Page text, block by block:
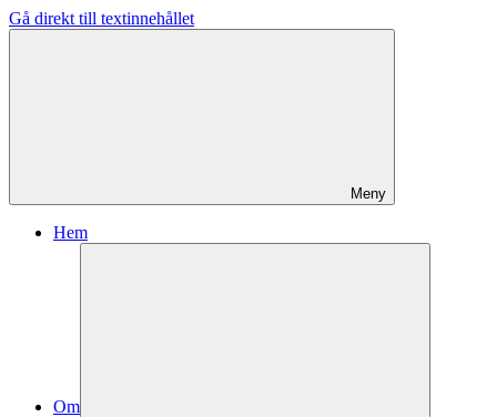
Gå direkt till textinnehållet
Meny
Hem
Om